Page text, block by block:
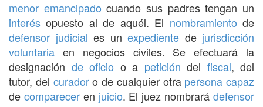
menor emancipado cuando sus padres tengan un
interés opuesto al de aquél. El nombramiento de
defensor judicial es un expediente de jurisdicción
voluntaria en negocios civiles. Se efectuará la
designación de oficio o a petición del fiscal, del
tutor, del curadoro de cualquier otra persona capaz
de compareceren juicio. El juez nombrarádefensor